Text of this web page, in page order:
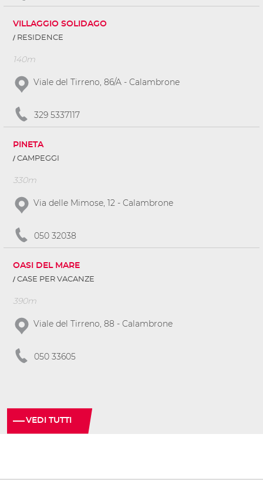
VILLAGGIO SOLIDAGO
RESIDENCE
140m
Viale del Tirreno, 86/A - Calambrone
329 5337117
PINETA
CAMPEGGI
330m
Via delle Mimose, 12 - Calambrone
050 32038
OASI DEL MARE
CASE PER VACANZE
390m
Viale del Tirreno, 88 - Calambrone
050 33605
VEDI TUTTI